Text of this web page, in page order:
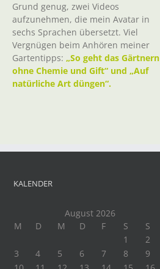
Grund genug, zwei Videos
aufzunehmen, die mein Avatar in
sechs Sprachen übersetzt. Viel
Vergnügen beim Anhören meiner
Gartentipps: „So geht das Gärtnern
ohne Chemie und Gift“ und „Auf
natürliche Art düngen“.
KALENDER
August 2026
M
D M D F S
S
1
2
3
4 5 6 7 8
9